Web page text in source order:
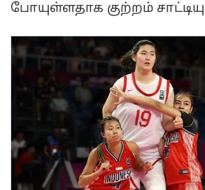
போயுள்ளதாக குற்றம்